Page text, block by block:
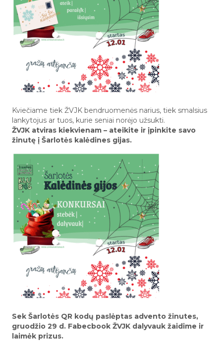
Kviečiame tiek ŽVJK bendruomenės narius, tiek smalsius
lankytojus ar tuos, kurie seniai norėjo užsukti.
ŽVJK atviras kiekvienam – ateikite ir įpinkite savo
žinutę į Šarlotės kalėdines gijas.
Sek Šarlotės QR kodų paslėptas advento žinutes,
gruodžio 29 d. Fabecbook ŽVJK dalyvauk žaidime ir
laimėk prizus.